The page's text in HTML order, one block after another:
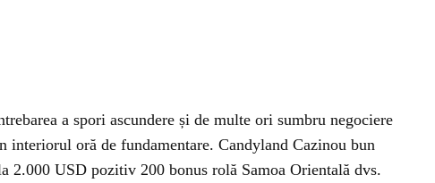
a spori ascundere și de multe ori sumbru negociere
oră de fundamentare. Candyland Cazinou bun
2.000 USD pozitiv 200 bonus rolă Samoa Orientală dvs.